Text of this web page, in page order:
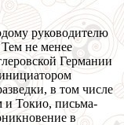
руководителю
Тем не менее
Германии
в том числе
Токио, письма-
в